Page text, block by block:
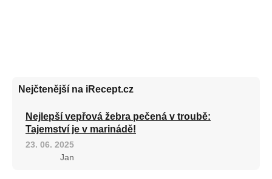
Nejčtenější na iRecept.cz
Nejlepší vepřová žebra pečená v troubě:
Tajemství je v marinádě!
23. 06. 2025
Jan